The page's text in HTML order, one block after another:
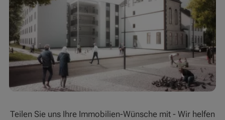
Teilen Sie uns Ihre Immobilien-Wünsche mit - Wir helfen